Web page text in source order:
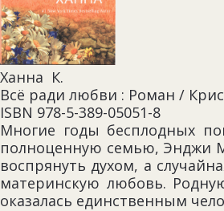
Ханна К.
Всё ради любви : Роман /
ISBN 978-5-389-05051-8
Многие годы бесплодных
полноценную семью, Энджи
воспрянуть духом, а
материнскую любовь.
оказалась единственным